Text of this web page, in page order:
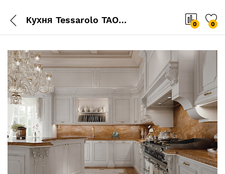
Кухня Tessarolo TAORMINA 0 0